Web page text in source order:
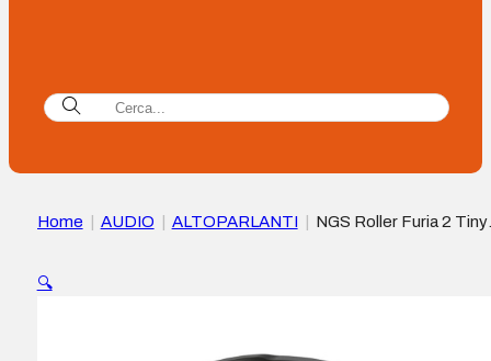
Home AUDIO ALTOPARLANTI
NGS Roller Furia 2 Tiny
Autonomia fino a 7 ore – Resistenza all’acqua IPX7 – Colore
🔍